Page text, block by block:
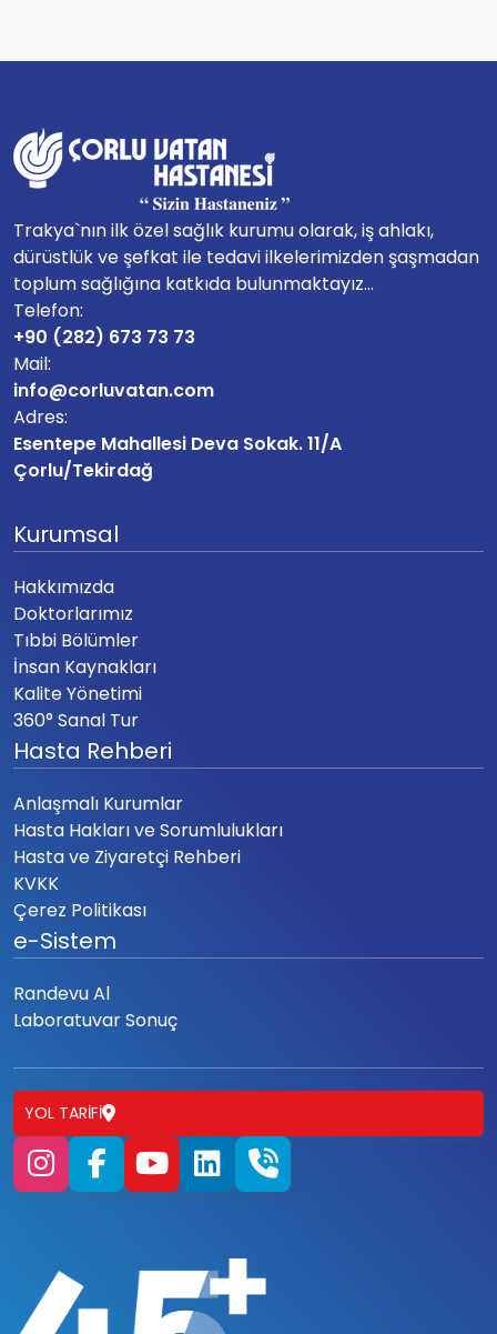
Trakya`nın ilk özel sağlık kurumu olarak, iş ahlakı,
dürüstlük ve şefkat ile tedavi ilkelerimizden şaşmadan
toplum sağlığına katkıda bulunmaktayız...
Telefon:
+90 (282) 673 73 73
Mail:
info@corluvatan.com
Adres:
Esentepe Mahallesi Deva Sokak. 11/A
Çorlu/Tekirdağ
Kurumsal
Hakkımızda
Doktorlarımız
Tıbbi Bölümler
İnsan Kaynakları
Kalite Yönetimi
360° Sanal Tur
Hasta Rehberi
Anlaşmalı Kurumlar
Hasta Hakları ve Sorumlulukları
Hasta ve Ziyaretçi Rehberi
KVKK
Çerez Politikası
e-Sistem
Randevu Al
Laboratuvar Sonuç
YOL TARIFI